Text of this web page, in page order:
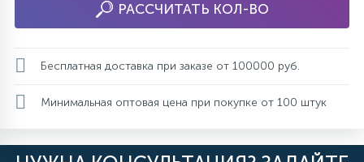
РАССЧИТАТЬ КОЛ-ВО
Бесплатная доставка при заказе от 100000 руб.
Минимальная оптовая цена при покупке от 100 штук